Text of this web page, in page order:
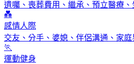
遺囑、喪葬費用、繼承、預立醫療、
💑
感情人際
交友、分手、婆媳、伴侶溝通、家庭
🏃
運動健身